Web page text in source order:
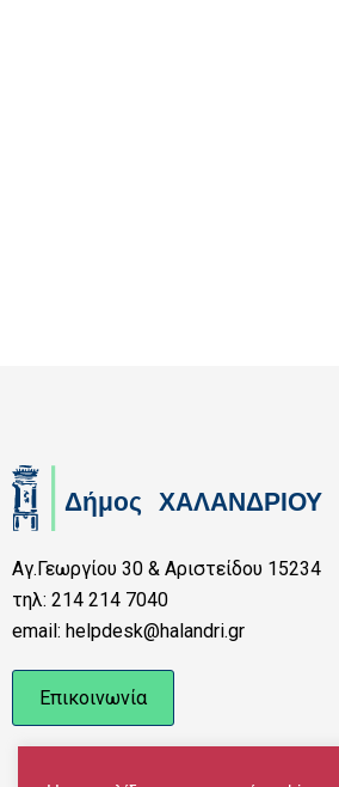
Αγ.Γεωργίου 30 & Αριστείδου 15234
τηλ: 214 214 7040
email: helpdesk@halandri.gr
Επικοινωνία